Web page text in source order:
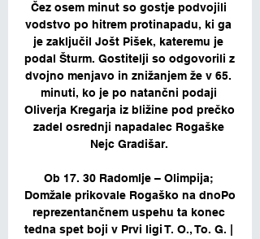
Čez osem minut so gostje podvojili
vodstvo po hitrem protinapadu, ki ga
je zaključil Jošt Pišek, kateremu je
podal Šturm. Gostitelji so odgovorili z
dvojno menjavo in znižanjem že v 65.
minuti, ko je po natančni podaji
Oliverja Kregarja iz bližine pod prečko
zadel osrednji napadalec Rogaške
Nejc Gradišar.
Ob 17. 30 Radomlje – Olimpija;
Domžale prikovale Rogaško na dnoPo
reprezentančnem uspehu ta konec
tedna spet boji v Prvi ligi T. O., To. G. |